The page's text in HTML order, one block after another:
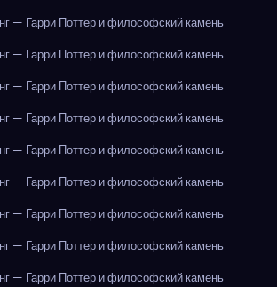
— Гарри Поттер и философский камень
— Гарри Поттер и философский камень
— Гарри Поттер и философский камень
— Гарри Поттер и философский камень
— Гарри Поттер и философский камень
— Гарри Поттер и философский камень
— Гарри Поттер и философский камень
— Гарри Поттер и философский камень
— Гарри Поттер и философский камень